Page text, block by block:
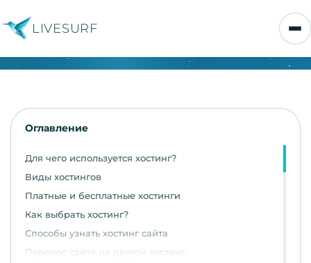
LIVESURF
Оглавление
Для чего используется хостинг?
Виды хостингов
Платные и бесплатные хостинги
Как выбрать хостинг?
Способы узнать хостинг сайта
Перенос сайта на другой хостинг